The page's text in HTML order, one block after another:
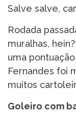
Salve salve,
Rodada
muralhas,
uma
Fernandes foi
muitos
Goleiro com